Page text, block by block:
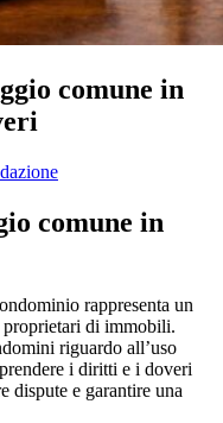
comune in
comune in
rappresenta un
proprietari di immobili.
riguardo all’uso
i diritti e i doveri
dispute e garantire una